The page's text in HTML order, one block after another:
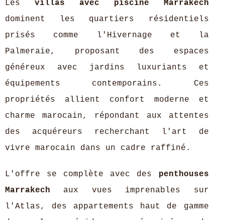
Les villas avec piscine Marrakech
dominent les quartiers résidentiels
prisés comme l'Hivernage et la
Palmeraie, proposant des espaces
généreux avec jardins luxuriants et
équipements contemporains. Ces
propriétés allient confort moderne et
charme marocain, répondant aux attentes
des acquéreurs recherchant l'art de
vivre marocain dans un cadre raffiné.
L'offre se complète avec des penthouses
Marrakech aux vues imprenables sur
l'Atlas, des appartements haut de gamme